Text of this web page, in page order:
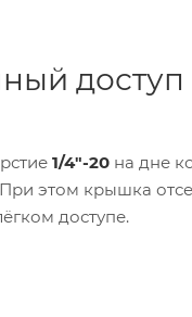
доступ
1/4"-20 на дне
этом крышка
доступе.